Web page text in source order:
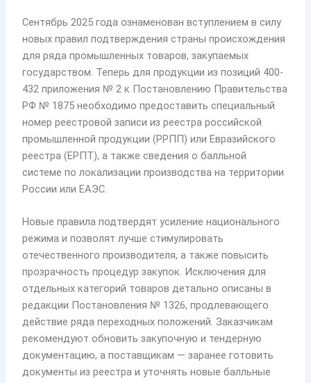
Сентябрь 2025 года ознаменован вступлением в силу
новых правил подтверждения страны происхождения
для ряда промышленных товаров, закупаемых
государством. Теперь для продукции из позиций 400-
432 приложения № 2 к Постановлению Правительства
РФ № 1875 необходимо предоставить специальный
номер реестровой записи из реестра российской
промышленной продукции (РРПП) или Евразийского
реестра (ЕРПТ), а также сведения о балльной
системе по локализации производства на территории
России или ЕАЭС.
Новые правила подтвердят усиление национального
режима и позволят лучше стимулировать
отечественного производителя, а также повысить
прозрачность процедур закупок. Исключения для
отдельных категорий товаров детально описаны в
редакции Постановления № 1326, продлевающего
действие ряда переходных положений. Заказчикам
рекомендуют обновить закупочную и тендерную
документацию, а поставщикам — заранее готовить
документы из реестра и уточнять новые балльные